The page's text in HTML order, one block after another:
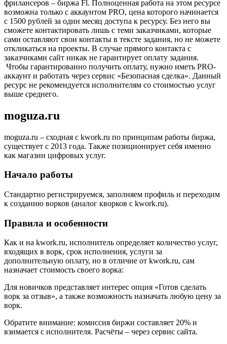
фрилансеров – биржа Fl. Полноценная работа на этом ресурсе
возможна только с аккаунтом PRO, цена которого начинается
с 1500 рублей за один месяц доступа к ресурсу. Без него вы
сможете контактировать лишь с теми заказчиками, которые
сами оставляют свои контакты в тексте задания, но не можете
откликаться на проекты. В случае прямого контакта с
заказчиками сайт никак не гарантирует оплату задания.
Чтобы гарантированно получить оплату, нужно иметь PRO-
аккаунт и работать через сервис «Безопасная сделка». Данный
ресурс не рекомендуется исполнителям со стоимостью услуг
выше среднего.
moguza.ru
moguza.ru – сходная с kwork.ru по принципам работы биржа,
существует с 2013 года. Также позиционирует себя именно
как магазин цифровых услуг.
Начало работы
Стандартно регистрируемся, заполняем профиль и переходим
к созданию ворков (аналог кворков с kwork.ru).
Правила и особенности
Как и на kwork.ru, исполнитель определяет количество услуг,
входящих в ворк, срок исполнения, услуги за
дополнительную оплату, но в отличие от kwork.ru, сам
назначает стоимость своего ворка:
Для новичков представляет интерес опция «Готов сделать
ворк за отзыв», а также возможность назначать любую цену за
ворк.
Обратите внимание: комиссия биржи составляет 20% и
взимается с исполнителя. Расчёты – через сервис сайта.